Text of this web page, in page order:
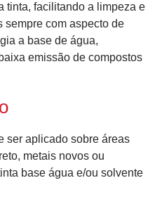
tinta, facilitando a limpeza e
sempre com aspecto de
a base de água,
emissão de compostos
ser aplicado sobre áreas
metais novos ou
base água e/ou solvente